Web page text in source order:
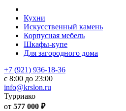
Кухни
Искусственный камень
Корпусная мебель
Шкафы-купе
Для загородного дома
+7 (921) 936-18-36
с 8:00 до 23:00
info@krslon.ru
Турриако
от 577 000 ₽